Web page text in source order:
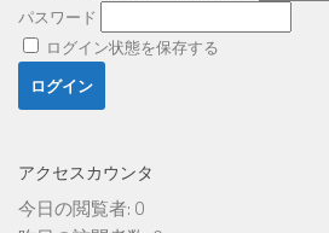
パスワード
ログイン状態を保存する
アクセスカウンタ
今日の閲覧者: 0